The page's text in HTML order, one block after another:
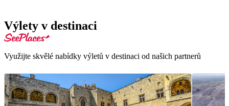
Výlety v destinaci
Využijte skvělé nabídky výletů v destinaci od našich partnerů